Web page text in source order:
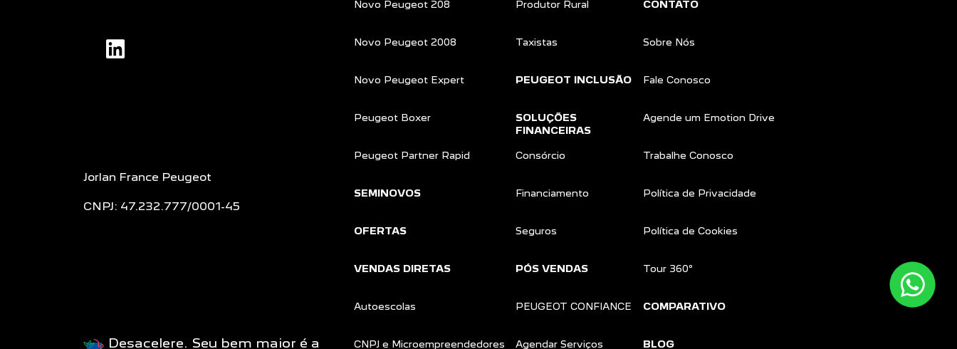
Jorlan France Peugeot
CNPJ: 47.232.777/0001-45
Desacelere. Seu bem maior é a
Novo Peugeot 208
Novo Peugeot 2008
Novo Peugeot Expert
Peugeot Boxer
Peugeot Partner Rapid
SEMINOVOS
OFERTAS
VENDAS DIRETAS
Autoescolas
CNPJ e Microempreendedores
Produtor Rural
Taxistas
PEUGEOT INCLUSÃO
SOLUÇÕES
FINANCEIRAS
Consórcio
Financiamento
Seguros
PÓS VENDAS
PEUGEOT CONFIANCE
Agendar Serviços
CONTATO
Sobre Nós
Fale Conosco
Agende um Emotion Drive
Trabalhe Conosco
Política de Privacidade
Política de Cookies
Tour 360º
COMPARATIVO
BLOG